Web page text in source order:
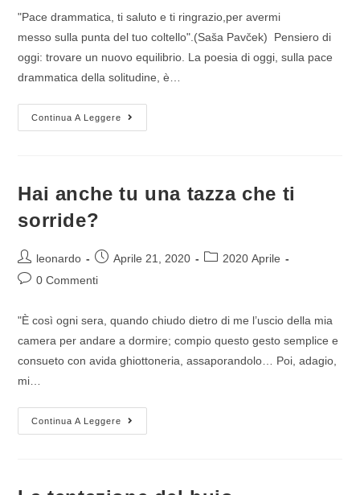
"Pace drammatica, ti saluto e ti ringrazio,per avermi
messo sulla punta del tuo coltello".(Saša Pavček) Pensiero di
oggi: trovare un nuovo equilibrio. La poesia di oggi, sulla pace
drammatica della solitudine, è…
Continua A Leggere
Hai anche tu una tazza che ti
sorride?
leonardo Aprile 21, 2020
2020 Aprile
0 Commenti
"È così ogni sera, quando chiudo dietro di me l’uscio della mia
camera per andare a dormire; compio questo gesto semplice e
consueto con avida ghiottoneria, assaporandolo… Poi, adagio,
mi…
Continua A Leggere